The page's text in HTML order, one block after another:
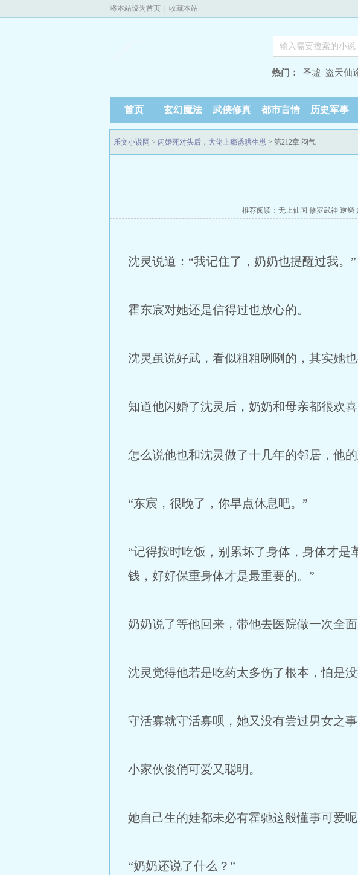
将本站设为首页 收藏本站
热门： 圣墟 盗天仙
首页 玄幻魔法 武侠修真 都市言情 历史军事
乐文小说网 > 闪婚死对头后，大佬上瘾诱哄生崽 > 第212章 闷气
推荐阅读： 无上仙国 修罗武神 逆鳞
沈灵说道：“我记住了，奶奶也提醒过我。”
霍东宸对她还是信得过也放心的。
沈灵虽说好武，看似粗粗咧咧的，其实她
知道他闪婚了沈灵后，奶奶和母亲都很欢
怎么说他也和沈灵做了十几年的邻居，他的
“东宸，很晚了，你早点休息吧。”
“记得按时吃饭，别累坏了身体，身体才
钱，好好保重身体才是最重要的。”
奶奶说了等他回来，带他去医院做一次全
沈灵觉得他若是吃药太多伤了根本，怕是没
守活寡就守活寡呗，她又没有尝过男女之
小家伙俊俏可爱又聪明。
她自己生的娃都未必有霍驰这般懂事可爱呢
“奶奶还说了什么？”